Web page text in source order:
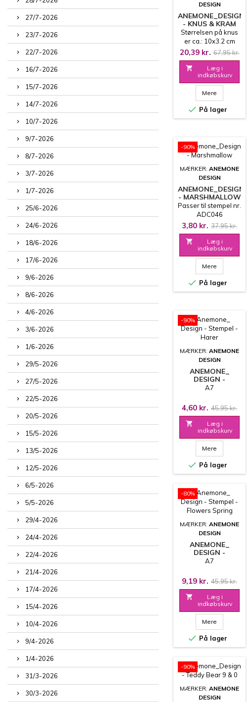
27/7-2026
23/7-2026
22/7-2026
16/7-2026
15/7-2026
14/7-2026
10/7-2026
9/7-2026
8/7-2026
3/7-2026
1/7-2026
25/6-2026
24/6-2026
18/6-2026
17/6-2026
9/6-2026
8/6-2026
4/6-2026
3/6-2026
1/6-2026
29/5-2026
27/5-2026
22/5-2026
20/5-2026
15/5-2026
13/5-2026
12/5-2026
6/5-2026
5/5-2026
29/4-2026
24/4-2026
22/4-2026
21/4-2026
17/4-2026
15/4-2026
10/4-2026
9/4-2026
1/4-2026
31/3-2026
30/3-2026
DESIGN
ANEMONE_DESIGN
- KNUS & KRAM
Størrelsen på knus
er ca.: 10x3.2 cm
20,39 kr. 67,95 kr.

Læg i
indkøbskurv
Mere
 På lager
-90%
MÆRKER:ANEMONE
DESIGN
ANEMONE_DESIGN
- MARSHMALLOW
Passer til stempel nr.
ADC046
3,80 kr. 37,95 kr.

Læg i
indkøbskurv
Mere
 På lager
-90%
MÆRKER:ANEMONE
DESIGN
ANEMONE_
DESIGN -
STEMPEL - HARER
A7
4,60 kr. 45,95 kr.

Læg i
indkøbskurv
Mere
 På lager
-80%
MÆRKER:ANEMONE
DESIGN
ANEMONE_
DESIGN -
STEMPEL -
A7
9,19 kr. 45,95 kr.

Læg i
indkøbskurv
Mere
 På lager
-90%
MÆRKER:ANEMONE
DESIGN